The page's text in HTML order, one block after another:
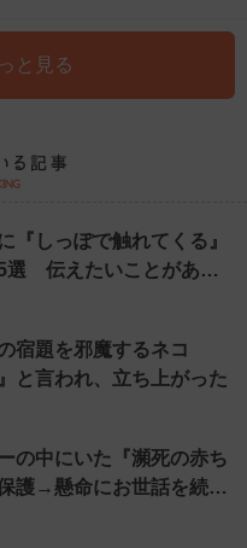
と見る
『しっぽで触れてくる』
選 伝えたいことがあ…
宿題を邪魔するネコ
と言われ、立ち上がった
の中にいた『瀕死の赤ち
護→懸命にお世話を続…